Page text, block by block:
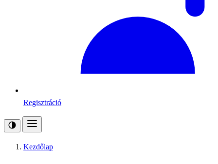
Regisztráció
Kezdőlap